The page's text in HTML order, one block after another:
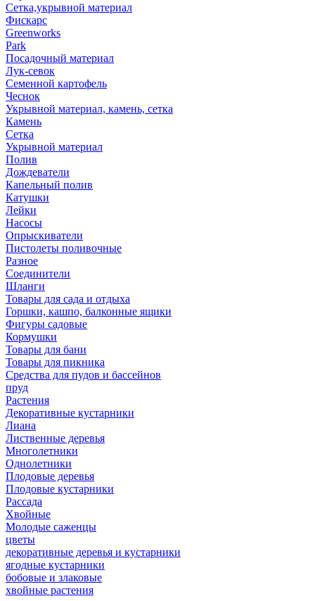
Сетка,укрывной материал
Фискарс
Greenworks
Park
Посадочный материал
Лук-севок
Семенной картофель
Чеснок
Укрывной материал, камень, сетка
Камень
Сетка
Укрывной материал
Полив
Дождеватели
Капельный полив
Катушки
Лейки
Насосы
Опрыскиватели
Пистолеты поливочные
Разное
Соединители
Шланги
Товары для сада и отдыха
Горшки, кашпо, балконные ящики
Фигуры садовые
Кормушки
Товары для бани
Товары для пикника
Средства для пудов и бассейнов
пруд
Растения
Декоративные кустарники
Лиана
Лиственные деревья
Многолетники
Однолетники
Плодовые деревья
Плодовые кустарники
Рассада
Хвойные
Молодые саженцы
цветы
декоративные деревья и кустарники
ягодные кустарники
бобовые и злаковые
хвойные растения